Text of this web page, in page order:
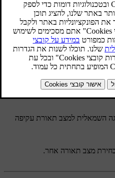
על אלומה נמוכה של הפנסים
הסובבת שעל הידית
השמאלית למצב תאורת עקיפה
מצב תאורה אחר.